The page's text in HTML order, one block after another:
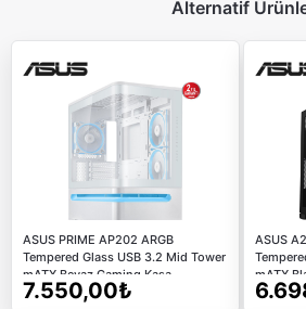
Alternatif
ASUS PRIME AP202 ARGB
Tempered Glass USB 3.2 Mid Tower
mATX Beyaz Gaming Kasa
7.550,00₺
ASUS
mATX